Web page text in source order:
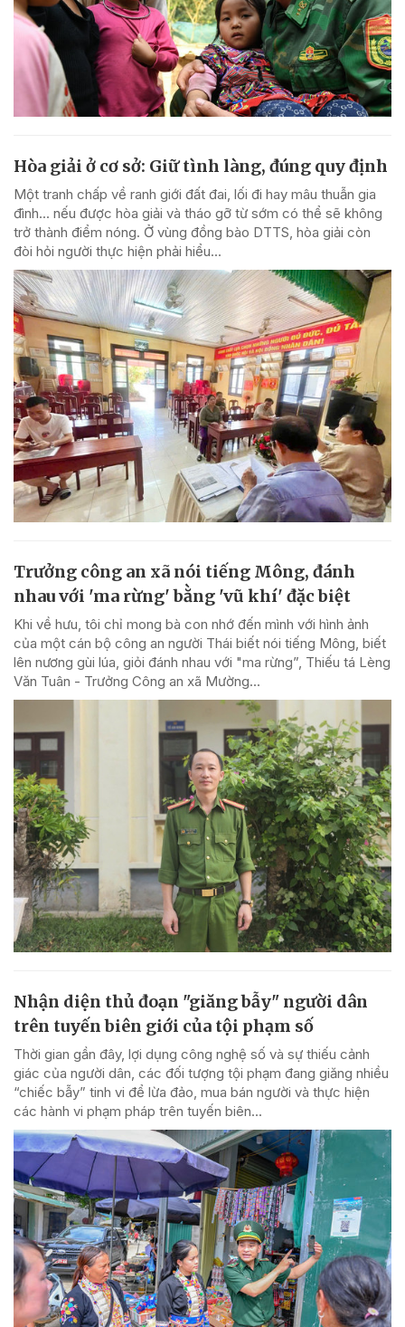
Hòa giải ở cơ sở: Giữ tình làng, đúng quy định
Một tranh chấp về ranh giới đất đai, lối đi hay mâu thuẫn gia
đình... nếu được hòa giải và tháo gỡ từ sớm có thể sẽ không
trở thành điểm nóng. Ở vùng đồng bào DTTS, hòa giải còn
đòi hỏi người thực hiện phải hiểu...
Trưởng công an xã nói tiếng Mông, đánh
nhau với 'ma rừng' bằng 'vũ khí' đặc biệt
Khi về hưu, tôi chỉ mong bà con nhớ đến mình với hình ảnh
của một cán bộ công an người Thái biết nói tiếng Mông, biết
lên nương gùi lúa, giỏi đánh nhau với "ma rừng”, Thiếu tá Lèng
Văn Tuân - Trưởng Công an xã Mường...
Nhận diện thủ đoạn "giăng bẫy" người dân
trên tuyến biên giới của tội phạm số
Thời gian gần đây, lợi dụng công nghệ số và sự thiếu cảnh
giác của người dân, các đối tượng tội phạm đang giăng nhiều
“chiếc bẫy” tinh vi để lừa đảo, mua bán người và thực hiện
các hành vi phạm pháp trên tuyến biên...